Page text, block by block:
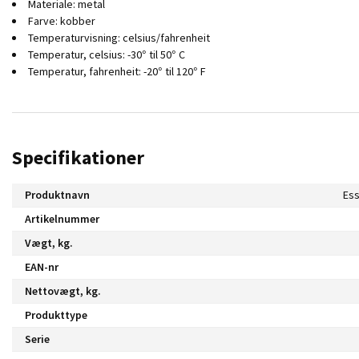
Materiale: metal
Farve: kobber
Temperaturvisning: celsius/fahrenheit
Temperatur, celsius: -30° til 50° C
Temperatur, fahrenheit: -20° til 120° F
Specifikationer
Produktnavn
Artikelnummer
Vægt, kg.
EAN-nr
Nettovægt, kg.
Produkttype
Serie